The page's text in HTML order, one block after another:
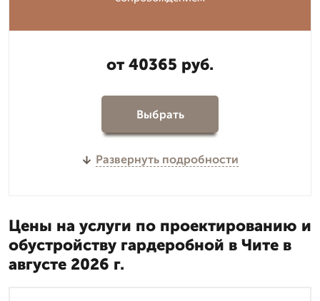
от 40365 руб.
Выбрать
Развернуть подробности
Цены на услуги по проектированию и
обустройству гардеробной в Чите в
августе 2026 г.